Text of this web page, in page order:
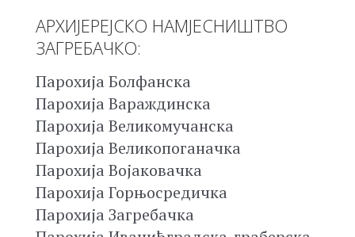
АРХИЈЕРЕЈСКО НАМЈЕСНИШТВО
ЗАГРЕБАЧКО:
Парохија Болфанска
Парохија Вараждинска
Парохија Великомучанска
Парохија Великопоганачка
Парохија Војаковачка
Парохија Горњосредичка
Парохија Загребачка